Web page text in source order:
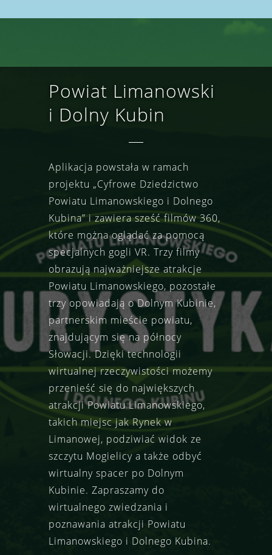
Powiat Limanowski
i Dolny Kubin
Aplikacja powstała w ramach
projektu „Cyfrowe Dziedzictwo
Powiatu Limanowskiego i Dolnego
Kubina” i zawiera sześć filmów 360,
które można oglądać za pomocą
specjalnych gogli VR. Trzy filmy
obrazują najważniejsze atrakcje
Powiatu Limanowskiego, pozostałe
trzy opowiadają o Dolnym Kubinie,
partnerskim mieście powiatu,
znajdującym się na północy
Słowacji. Dzięki technologii
wirtualnej rzeczywistości możemy
przenieść się do największych
atrakcji Powiatu Limanowskiego,
takich miejsc jak Rynek w
Limanowej, podziwiać widok ze
szczytu Mogielicy a także odbyć
wirtualny spacer po Dolnym
Kubinie. Zapraszamy do
wirtualnego zwiedzania i
poznawania atrakcji Powiatu
Limanowskiego i Dolnego Kubina.